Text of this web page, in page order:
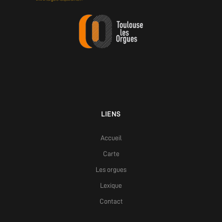
LIENS
Accueil
Carte
Les orgues
Lexique
Contact